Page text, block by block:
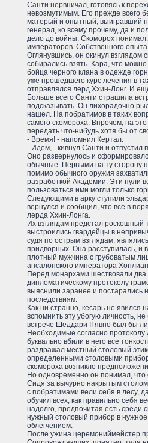
Санти нервничал, готовясь к
невозмутимым. Его прежде всего
матерый и опытный, выигравший
генерал, ко всему прочему, да и
дело до войны. Скоморох
императоров. Собственного
Оглянувшись, он окинул взглядом
собирались взять. Кара, что
бойца черного клана в одежде
уже прошедшего курс лечения в
отправлялся лерд Ххин-Лонг. И
Больше всего Санти страшила
подсказывать. Он лихорадочно
нашел. На побратимов в таких
самого скомороха. Впрочем, на
передать что-нибудь хотя бы от
- Время! - напомнил Кертал.
- Идем, - кивнул Санти и отпустил
Оно развернулось и
обычные. Первыми на ту сторону
помимо обычного оружия
разработкой Академии. Эти пули
пользоваться ими могли только
Следующими в арку ступили
вернулся и сообщил, что все в
лерда Ххин-Лонга.
Их взглядам предстал
выстроились гвардейцы в
судя по острым взглядам,
придворных. Она расступилась, и
плотный мужчина с грубоватым
ансалонского императора
Перед монархами шествовали
дипломатическому протоколу
выяснили заранее и постарались
последствиям.
Как ни странно, кесарь не явился
вспомнить эту убогую личность,
встрече Шеддари II явно был бы
Необходимые согласно
буквально вбили в него все
раздражал местный столовый
определенными столовыми
скомороха возникло
Но одновременно он понимал, что
Сидя за вычурно накрытым
с побратимами вели себя в лесу,
обучил всех, как правильно себя
надолго, предпочитая есть среди
нужный столовый прибор в нужное
облегчением.
После ужина церемониймейстер